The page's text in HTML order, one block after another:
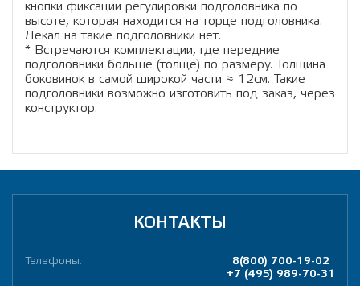
кнопки фиксации регулировки подголовника по
высоте, которая находится на торце подголовника.
Лекал на такие подголовники нет.
* Встречаются комплектации, где передние
подголовники больше (толще) по размеру. Толщина
боковинок в самой широкой части ≈ 12см. Такие
подголовники возможно изготовить под заказ, через
конструктор.
КОНТАКТЫ
Телефоны:
8(800) 700-19-02
+7 (495) 989-70-31